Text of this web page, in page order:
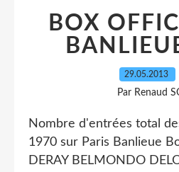
BOX
29.05.2013
Par Renaud
Nombre d'entrées total
1970 sur Paris Banlieue
DERAY BELMONDO